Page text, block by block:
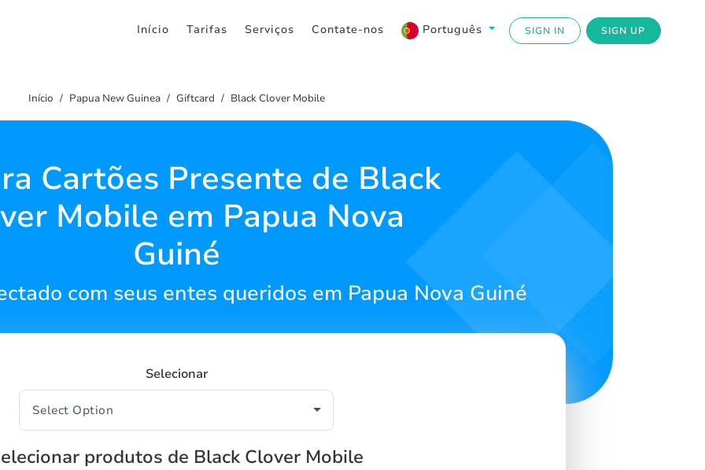
Início Tarifas Serviços Contate-nos Português SIGN IN SIGN UP
Início Papua New Guinea Giftcard Black Clover Mobile
Cartões Presente de Black
Mobile em Papua Nova
Guiné
com seus entes queridos em Papua Nova Guiné
Selecionar
produtos de Black Clover Mobile